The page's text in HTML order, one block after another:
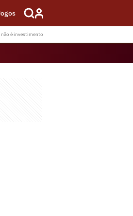
é investimento